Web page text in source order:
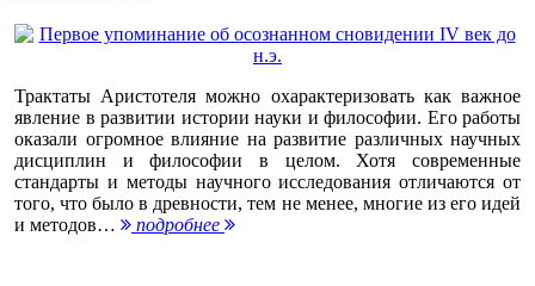
Трактаты Аристотеля можно охарактеризовать как важное
явление в развитии истории науки и философии. Его работы
оказали огромное влияние на развитие различных научных
дисциплин и философии в целом. Хотя современные
стандарты и методы научного исследования отличаются от
того, что было в древности, тем не менее, многие из его идей
и методов…
подробнее